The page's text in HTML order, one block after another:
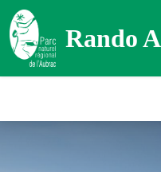
Rando